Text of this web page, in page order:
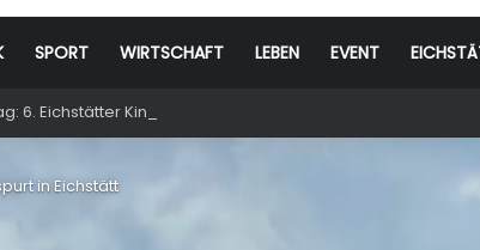
SPORT WIRTSCHAFT LEBEN EVENT
6. Eichstätter Kinder- und Jugendtag – für ganze Familie
in Eichstätt